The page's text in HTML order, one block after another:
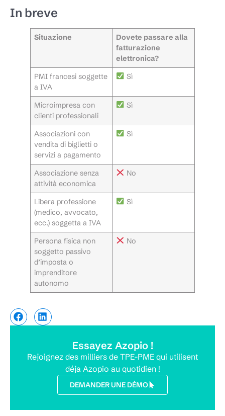
In breve
Situazione
Dovete passare alla
fatturazione
elettronica?
PMI francesi soggette
a IVA
Sì
Microimpresa con
clienti professionali
Sì
Associazioni con
vendita di biglietti o
servizi a pagamento
Sì
Associazione senza
attività economica
No
Libera professione
(medico, avvocato,
ecc.) soggetta a IVA
Sì
Persona fisica non
soggetto passivo
d’imposta o
imprenditore
autonomo
No
Essayez Azopio !
Rejoignez des milliers de TPE-PME qui utilisent
déja Azopio au quotidien !
DEMANDER UNE DÉMO